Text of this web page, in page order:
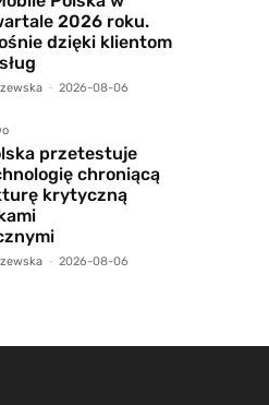
2026 roku.
dzięki klientom
- 2026-08-06
przetestuje
chroniącą
krytyczną
- 2026-08-06